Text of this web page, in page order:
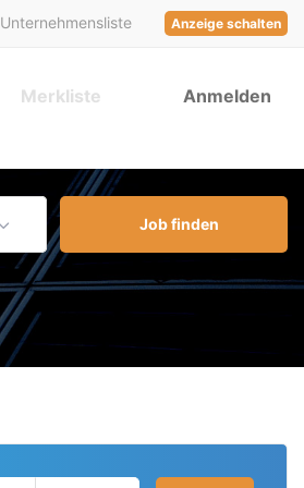
Anzeige schalten
Unternehmensliste
Anmelden
Merkliste
aktuellen Ort verwenden
Job finden